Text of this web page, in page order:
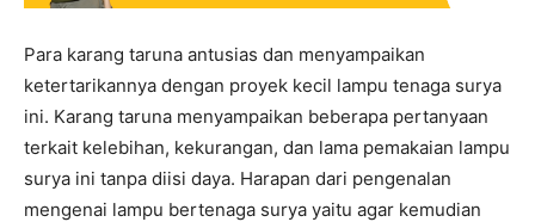
Para karang taruna antusias dan menyampaikan
ketertarikannya dengan proyek kecil lampu tenaga surya
ini. Karang taruna menyampaikan beberapa pertanyaan
terkait kelebihan, kekurangan, dan lama pemakaian lampu
surya ini tanpa diisi daya. Harapan dari pengenalan
mengenai lampu bertenaga surya yaitu agar kemudian